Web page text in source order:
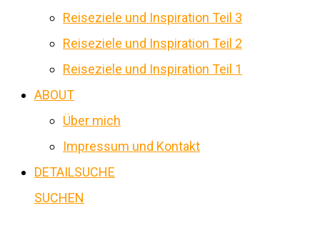
Reiseziele und Inspiration Teil 3
Reiseziele und Inspiration Teil 2
Reiseziele und Inspiration Teil 1
ABOUT
Über mich
Impressum und Kontakt
DETAILSUCHE
SUCHEN